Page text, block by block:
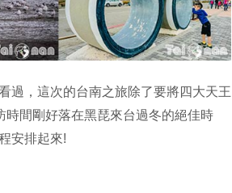
過，這次的台南之旅除了要將四大天王
時間剛好落在黑琵來台過冬的絕佳時
安排起來!